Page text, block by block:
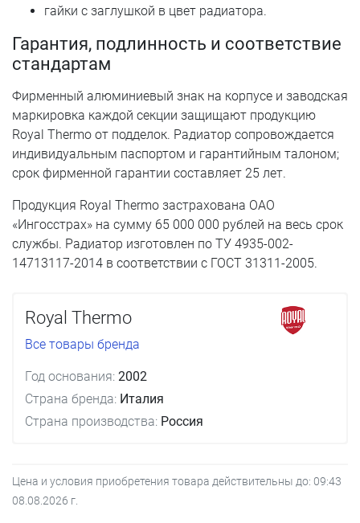
гайки с заглушкой в цвет радиатора.
Гарантия, подлинность и соответствие
стандартам
Фирменный алюминиевый знак на корпусе и заводская
маркировка каждой секции защищают продукцию
Royal Thermo от подделок. Радиатор сопровождается
индивидуальным паспортом и гарантийным талоном;
срок фирменной гарантии составляет 25 лет.
Продукция Royal Thermo застрахована ОАО
«Ингосстрах» на сумму 65 000 000 рублей на весь срок
службы. Радиатор изготовлен по ТУ 4935-002-
14713117-2014 в соответствии с ГОСТ 31311-2005.
Royal Thermo
Все товары бренда
Год основания: 2002
Страна бренда: Италия
Страна производства: Россия
Цена и условия приобретения товара действительны до: 09:43
08.08.2026 г.